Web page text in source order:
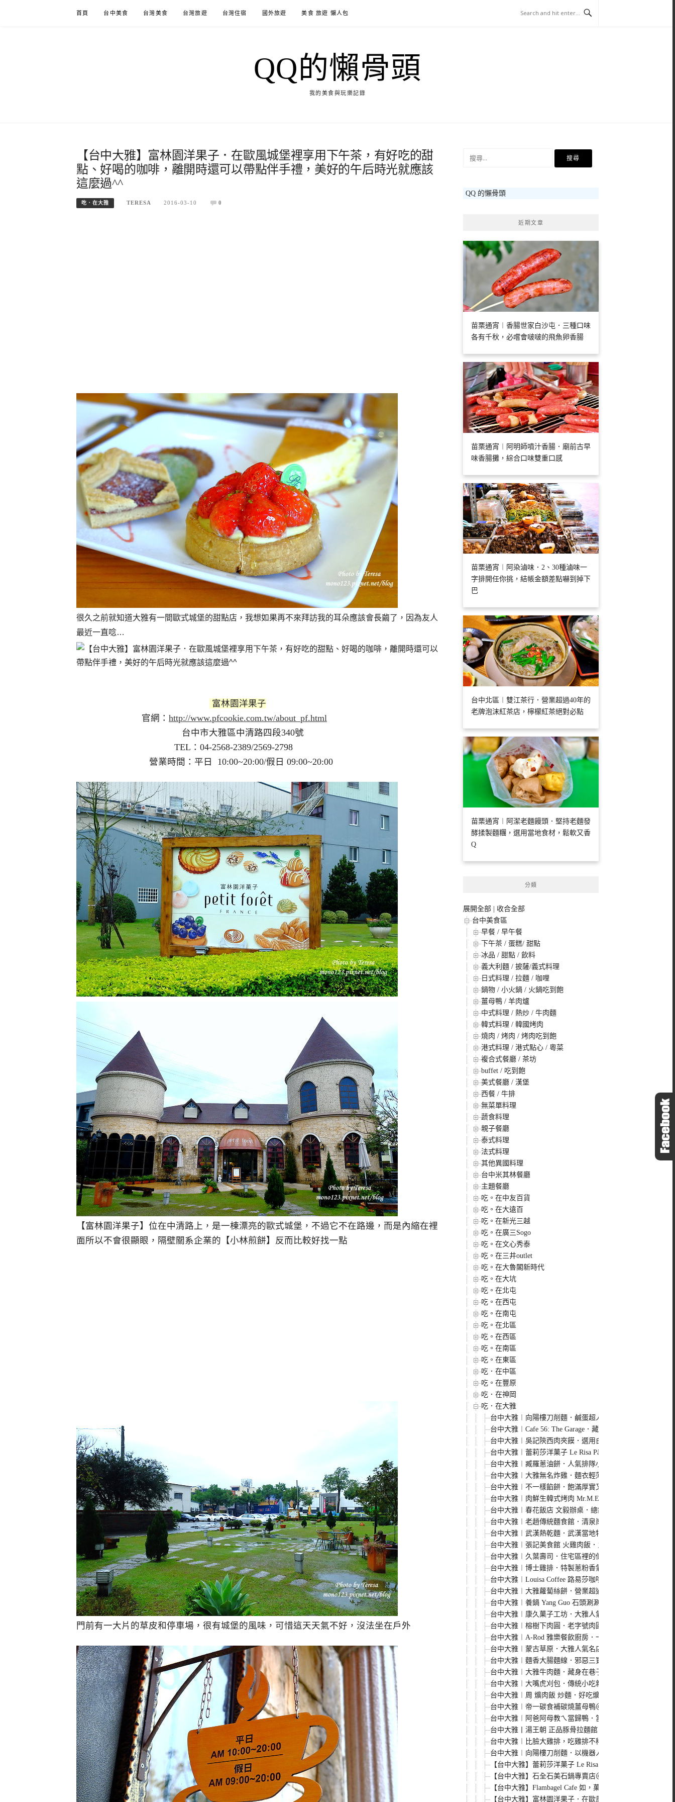
首頁 台中美食 台灣美食 台灣旅遊 台灣住宿 國外旅遊 美食 旅遊 懶人包
QQ的懶骨頭
我的美食與玩樂記錄
【台中大雅】富林園洋果子．在歐風城堡裡享用下午茶，有好吃的甜
點、好喝的咖啡，離開時還可以帶點伴手禮，美好的午后時光就應該
這麼過^^
吃．在大雅 TERESA 2016-03-10 0
很久之前就知道大雅有一間歐式城堡的甜點店，我想如果再不來拜訪我的耳朵應該會長繭了，因為友人
最近一直唸…
富林園洋果子
官網： http://www.pfcookie.com.tw/about_pf.html
台中市大雅區中清路四段340號
TEL：04-2568-2389/2569-2798
營業時間：平日 10:00~20:00/假日 09:00~20:00
【富林園洋果子】位在中清路上，是一棟漂亮的歐式城堡，不過它不在路邊，而是內縮在裡
面所以不會很顯眼，隔壁關系企業的【小林煎餅】反而比較好找一點
門前有一大片的草皮和停車場，很有城堡的風味，可惜這天天氣不好，沒法坐在戶外
QQ 的懶骨頭
近期文章
苗栗通宵︱香腸世家白沙屯．三種口味
各有千秋，必嚐會啵啵的飛魚卵香腸
苗栗通宵︱阿明師噴汁香腸．廟前古早
味香腸攤，綜合口味雙重口感
苗栗通宵︱阿染滷味．2、30種滷味一
字排開任你挑，結帳金額差點嚇到掉下
巴
台中北區︱雙江茶行．營業超過40年的
老牌泡沫紅茶店，檸檬紅茶絕對必點
苗栗通宵︱阿潔老麵饅頭．堅持老麵發
酵揉製麵糰，選用當地食材，鬆軟又香
Q
分類
展開全部
收合全部
台中美食區
早餐 / 早午餐
下午茶 / 蛋糕/ 甜點
冰品 / 甜點 / 飲料
義大利麵 / 披薩/義式料理
日式料理 / 拉麵 / 咖哩
鍋物 / 小火鍋 / 火鍋吃到飽
薑母鴨 / 羊肉爐
中式料理 / 熱炒 / 牛肉麵
韓式料理 / 韓國烤肉
燒肉 / 烤肉 / 烤肉吃到飽
港式料理 / 港式點心 / 粵菜
複合式餐廳 / 茶坊
buffet / 吃到飽
美式餐廳 / 漢堡
西餐 / 牛排
無菜單料理
蔬食料理
親子餐廳
泰式料理
法式料理
其他異國料理
台中米其林餐廳
主題餐廳
吃。在中友百貨
吃。在大遠百
吃。在新光三越
吃。在廣三Sogo
吃。在文心秀泰
吃。在三井outlet
吃。在大魯閣新時代
吃。在大坑
吃。在北屯
吃。在西屯
吃。在南屯
吃。在北區
吃。在西區
吃。在南區
吃。在東區
吃．在中區
吃。在豐原
吃．在神岡
吃．在大雅
台中大雅︱向陽樓刀削麵．鹹蛋超人削麵很吸睛，喜歡QQ
台中大雅︱Cafe 56: The Garage．藏身在住宅區裡的低調咖
台中大雅︱吳記陝西肉夾饃．選用白吉饃餅皮，除了豬肉
台中大雅︱蕾莉莎洋菓子 Le Risa Pâtisserie．大雅低調美
台中大雅︱臧羅蔥油餅．人氣排隊小吃，加蛋、涮上蒜蓉
台中大雅︱大雅無名炸雞．麵衣輕薄又酥脆，讓人吮指回
台中大雅︱不一樣餡餅．飽滿厚實又鮮嫩多汁，現點現包
台中大雅︱肉鮮生韓式烤肉 Mr.M.EAT．平價烤肉每人369
台中大雅︱春花飯店 文毅辦桌．總鋪師經典菜餚直接帶回
台中大雅︱老趙傳統麵食館．清泉崗人氣麵食館，小菜選
台中大雅︱武漢熱乾麵．武漢當地特色早餐，口味特別一
台中大雅︱張記美食館 火雞肉飯．火雞肉嫩味道鮮，菜色
台中大雅︱久葉壽司．住宅區裡的低調日式料理，食材新
台中大雅︱博士雞排．特製蔥粉香氣足，加點梅粉更美味
台中大雅︱Louisa Coffee 路易莎咖啡．連鎖平價咖啡大雅
台中大雅︱大雅蘿蔔絲餅．營業超過20年的排隊小吃，皮
台中大雅︱養鍋 Yang Guo 石頭涮涮鍋．逢甲人氣小火鍋
台中大雅︱康久菓子工坊．大雅人氣麵包店，每天出爐的
台中大雅︱榕樹下肉圓．老字號肉圓店，肉圓皮Q肉大塊味
台中大雅︱A-Rod 雅樂餐飲廚房．一路從早餐、午餐吃到
台中大雅︱蒙古草原．大雅人氣名店，以養生藥草來入菜
台中大雅︱麵香大腸麵線．邪惡三寶集中卷、肉羹、大腸
台中大雅︱大雅牛肉麵．藏身在巷子裡的牛肉麵，牛肉軟
台中大雅︱大嘴虎刈包．傳統小吃新創意，藍帶豬排、香
台中大雅︱周 爌肉飯 炒麵．好吃爌肉飯、肉燥飯推薦，只
台中大雅︱帝一碳食補碳燒薑母鴨＠大雅總店．湯頭甘甜
台中大雅︱阿爸阿母教ㄟ當歸鴨．當歸鴨麵線湯頭清爽份
台中大雅丨湯王朝 正品豚骨拉麵館．大雅超平價拉麵，份
台中大雅︱比臉大雞排，吃雞排不稀奇，但有比臉大、厚
台中大雅︱向陽樓刀削麵．以機器人取代人工的刀削麵，
【台中大雅】蕾莉莎洋菓子 Le Risa Pâtisserie．大雅甜點
【台中大雅】石全石美石鍋專賣店＠大雅店．平價又好吃
【台中大雅】Flambagel Cafe 如，菓．早午餐、義大利麵
【台中大雅】富林園洋果子．在歐風城堡裡享用下午茶，